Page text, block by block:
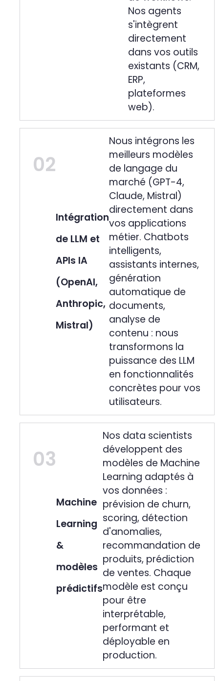
Nos agents
s'intègrent
directement
dans vos outils
existants (CRM,
ERP,
plateformes
web).
02
Intégration
de LLM et
APIs IA
(OpenAI,
Anthropic,
Mistral)
Nous intégrons les
meilleurs modèles
de langage du
marché (GPT-4,
Claude, Mistral)
directement dans
vos applications
métier. Chatbots
intelligents,
assistants internes,
génération
automatique de
documents,
analyse de
contenu : nous
transformons la
puissance des LLM
en fonctionnalités
concrètes pour vos
utilisateurs.
03
Machine
Learning
&
modèles
prédictifs
Nos data scientists
développent des
modèles de Machine
Learning adaptés à
vos données :
prévision de churn,
scoring, détection
d'anomalies,
recommandation de
produits, prédiction
de ventes. Chaque
modèle est conçu
pour être
interprétable,
performant et
déployable en
production.